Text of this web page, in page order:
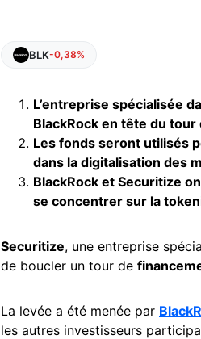
BLK-0,38%
L’entreprise spécialisée
BlackRock en tête du tour
Les fonds seront utilisés
dans la digitalisation des
BlackRock et Securitize
se concentrer sur la
Securitize, une entreprise
de boucler un tour de
La levée a été menée par
les autres investisseurs